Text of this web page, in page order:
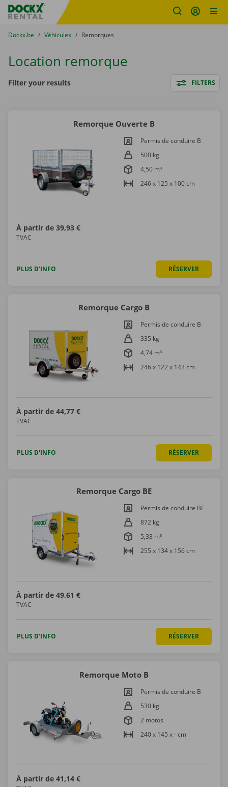
sitename
You are here:
du
Dockx.be to
Véhicules to
Remorques
Location remorque
Filters
Filter your results FILTERS
Remorque Ouverte B
Permis de conduire B
500 kg
4,50 m³
246 x 125 x 100 cm
À partir de 39,93 €
TVAC
PLUS D'INFO RÉSERVER
Remorque Cargo B
Permis de conduire B
335 kg
4,74 m³
246 x 122 x 143 cm
À partir de 44,77 €
TVAC
PLUS D'INFO RÉSERVER
Remorque Cargo BE
Permis de conduire BE
872 kg
5,33 m³
255 x 134 x 156 cm
À partir de 49,61 €
TVAC
PLUS D'INFO RÉSERVER
Remorque Moto B
Permis de conduire B
530 kg
2 motos
240 x 145 x - cm
À partir de 41,14 €